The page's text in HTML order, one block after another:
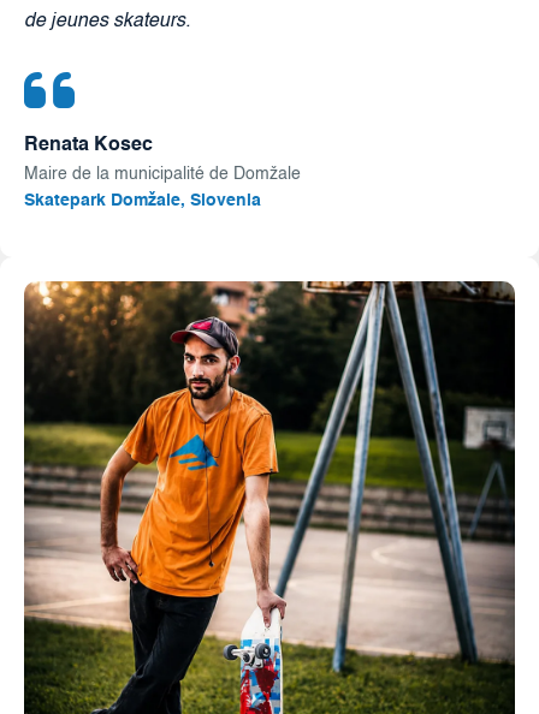
Renata Kosec
Maire de la municipalité de Domžale
Skatepark Domžale, Slovenia
de jeunes skateurs.